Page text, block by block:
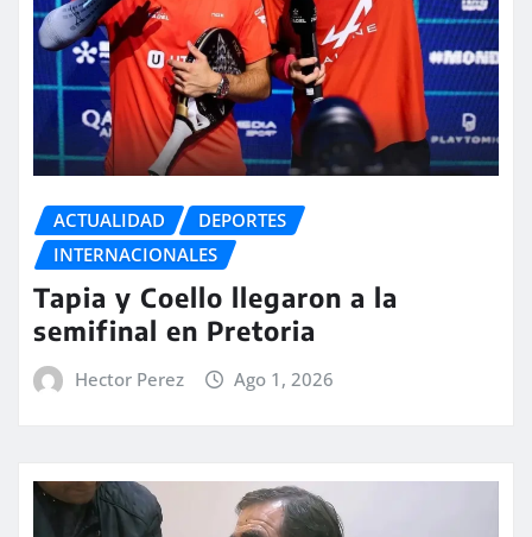
ACTUALIDAD
DEPORTES
INTERNACIONALES
Tapia y Coello llegaron a la
semifinal en Pretoria
Hector Perez Ago 1, 2026